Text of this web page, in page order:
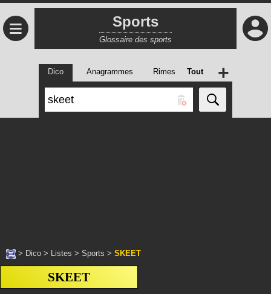
≡ Sports
Glossaire des sports
Dico Anagrammes Rimes Tout +
> Dico > Listes > Sports > SKEET
SKEET